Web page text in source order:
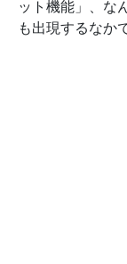
ット機能」、な
も出現するなか